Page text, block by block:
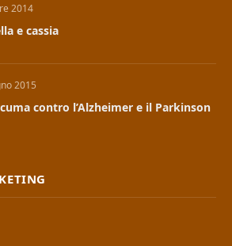
2014
e cassia
2015
contro l’Alzheimer e il Parkinson